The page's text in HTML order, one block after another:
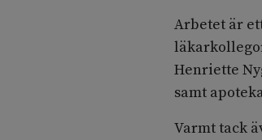
Arbetet är
Henriette
samt
Varmt tack